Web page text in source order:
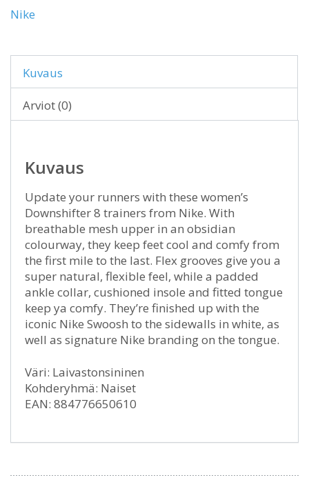
Nike
Kuvaus
Arviot (0)
Kuvaus
Update your runners with these women’s
Downshifter 8 trainers from Nike. With
breathable mesh upper in an obsidian
colourway, they keep feet cool and comfy from
the first mile to the last. Flex grooves give you a
super natural, flexible feel, while a padded
ankle collar, cushioned insole and fitted tongue
keep ya comfy. They’re finished up with the
iconic Nike Swoosh to the sidewalls in white, as
well as signature Nike branding on the tongue.
Väri: Laivastonsininen
Kohderyhmä: Naiset
EAN: 884776650610